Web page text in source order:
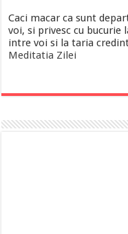
Caci macar ca sunt
voi, si privesc cu bucurie
intre voi si la taria
Meditatia Zilei